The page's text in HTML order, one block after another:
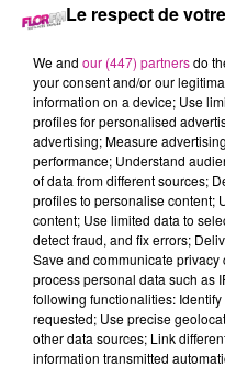
Nous recrutons pour l'un
production H/F.
Vos principales missions :
Emballage et
consignes d'envoi
Accomplir les tâches
Respecter les
Vérifier la qualité des
Le respect de
We and our (447) partnersdo
your consent and/or our
information on a device; Use
profiles for personalised
advertising; Measure
performance; Understand
of data from different sources;
profiles to personalise content;
content; Use limited data to
detect fraud, and fix errors;
Save and communicate
process personal data such as
following functionalities:
requested; Use precise
other data sources; Link
information transmitted